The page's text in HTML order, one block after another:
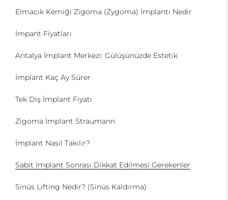
Elmacık Kemiği Zigoma (Zygoma) İmplantı Nedir
İmpant Fiyatları
Antalya İmplant Merkezi: Gülüşünüzde Estetik
İmplant Kaç Ay Sürer
Tek Diş İmplant Fiyatı
Zigoma İmplant Straumann
İmplant Nasıl Takılır?
Sabit İmplant Sonrası Dikkat Edilmesi Gerekenler
Sinüs Lifting Nedir? (Sinüs Kaldırma)